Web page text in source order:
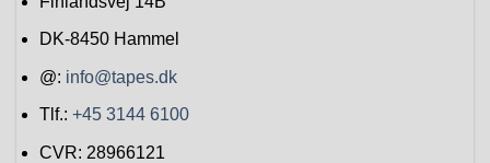
DK-8450 Hammel
@: info@tapes.dk
Tlf.: +45 3144 6100
CVR: 28966121